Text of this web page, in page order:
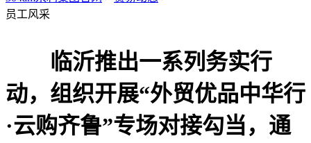
员工风采
临沂推出一系列务实行
动，组织开展“外贸优品中华行
·云购齐鲁”专场对接勾当，通